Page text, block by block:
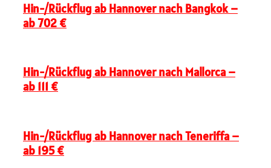
Hin-/Rückflug ab Hannover nach Bangkok –
ab 702 €
Hin-/Rückflug ab Hannover nach Mallorca –
ab 111 €
Hin-/Rückflug ab Hannover nach Teneriffa –
ab 195 €